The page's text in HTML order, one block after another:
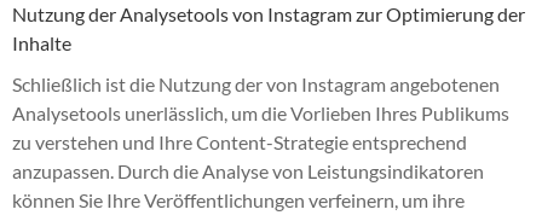
Nutzung der Analysetools von Instagram zur Optimierung der
Inhalte
Schließlich ist die Nutzung der von Instagram angebotenen
Analysetools unerlässlich, um die Vorlieben Ihres Publikums
zu verstehen und Ihre Content-Strategie entsprechend
anzupassen. Durch die Analyse von Leistungsindikatoren
können Sie Ihre Veröffentlichungen verfeinern, um ihre